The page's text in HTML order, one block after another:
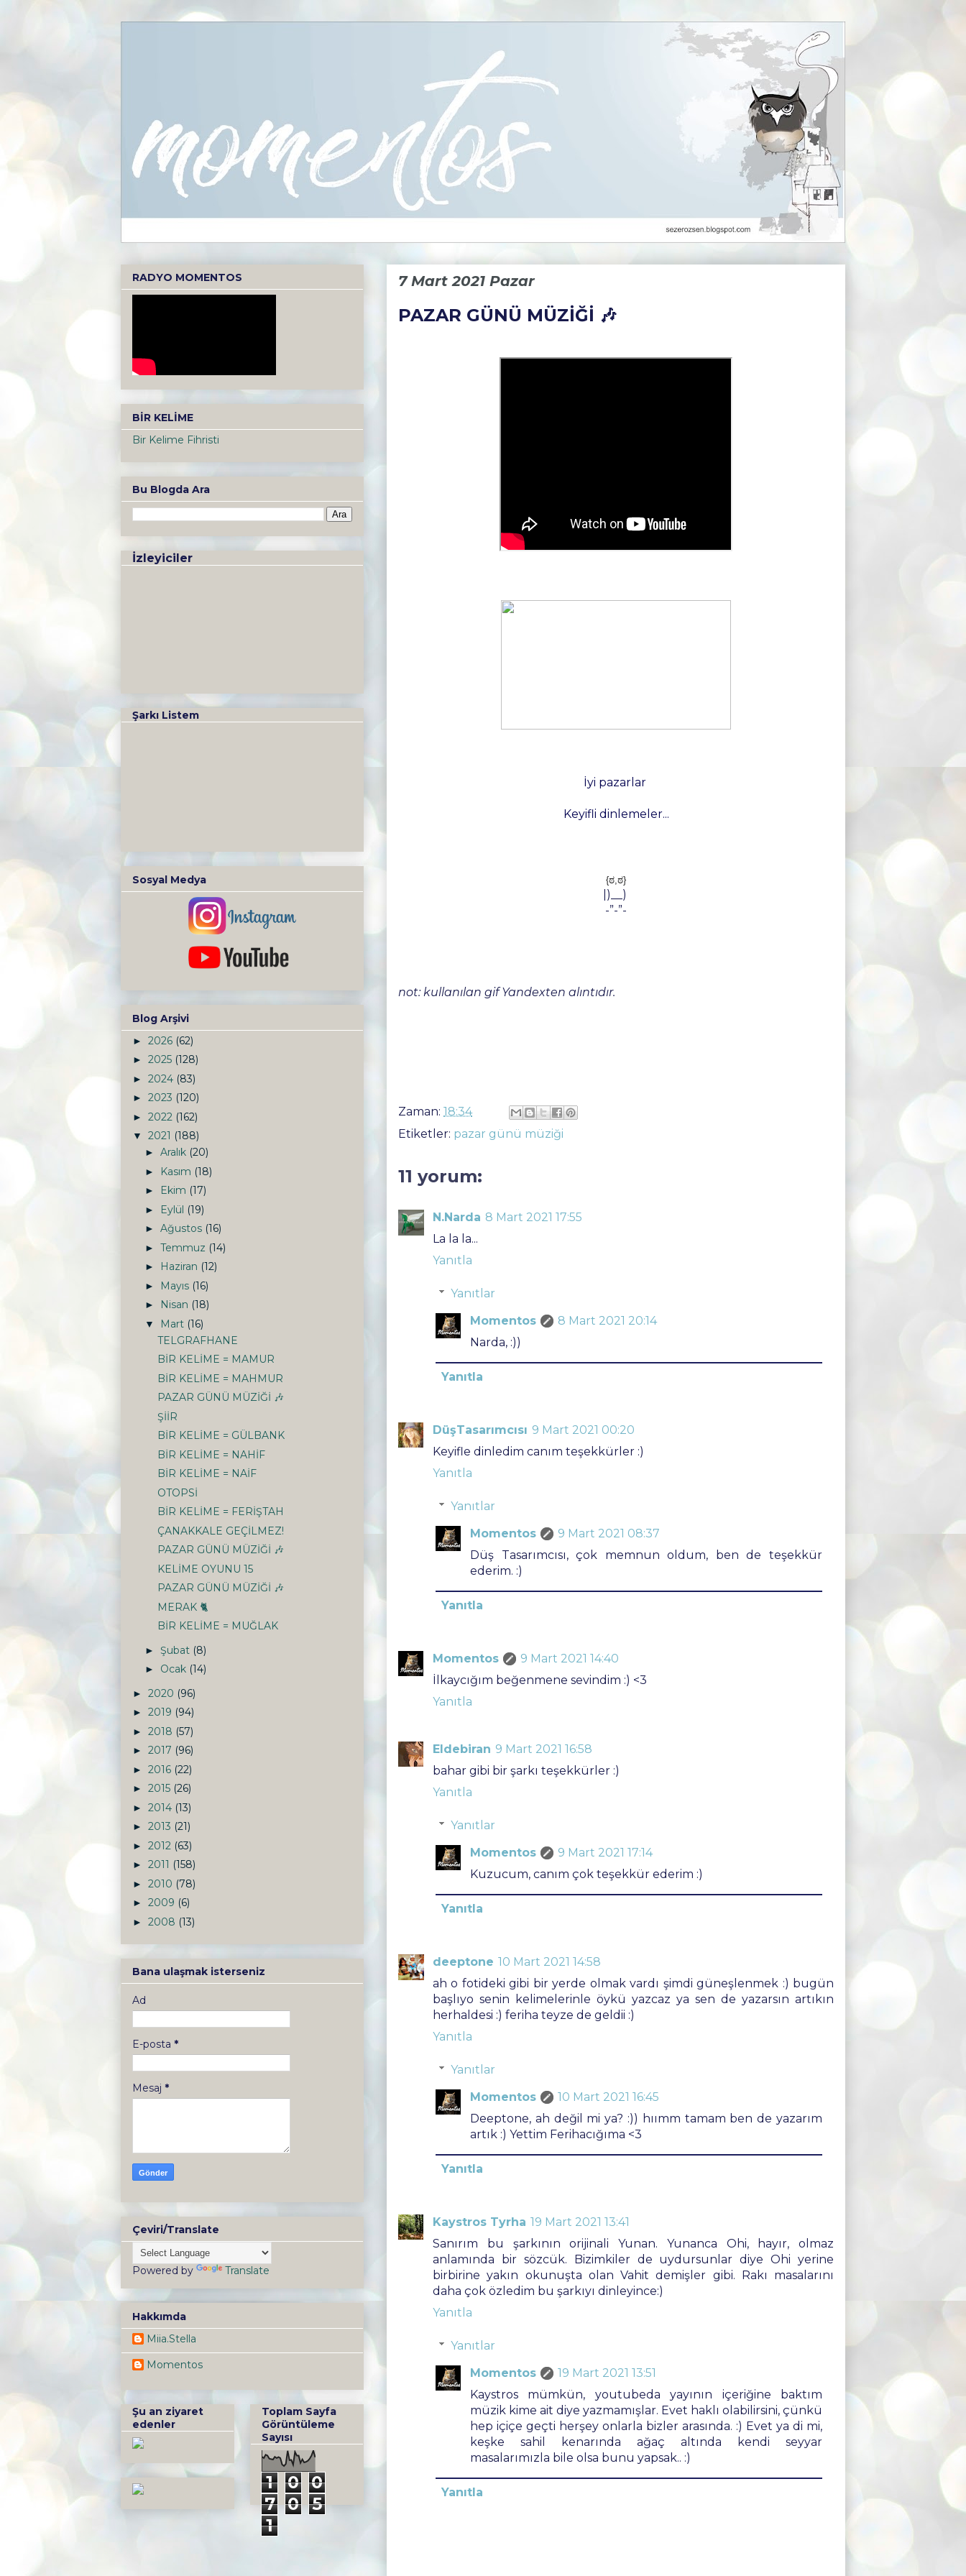
7 Mart 2021 Pazar
PAZAR GÜNÜ MÜZİĞİ 🎶
İyi pazarlar
Keyifli dinlemeler...
{ಠ,ಠ}
|)__)
-”-”-
not: kullanılan gif Yandexten alıntıdır.
Zaman: 18:34
Etiketler: pazar günü müziği
11 yorum:
N.Narda 8 Mart 2021 17:55
La la la...
Yanıtla
Yanıtlar
Momentos
8 Mart 2021 20:14
Narda, :))
Yanıtla
DüşTasarımcısı 9 Mart 2021 00:20
Keyifle dinledim canım teşekkürler :)
Yanıtla
Yanıtlar
Momentos
9 Mart 2021 08:37
Düş Tasarımcısı, çok memnun oldum, ben de teşekkür
ederim. :)
Yanıtla
Momentos
9 Mart 2021 14:40
İlkaycığım beğenmene sevindim :) <3
Yanıtla
Eldebiran 9 Mart 2021 16:58
bahar gibi bir şarkı teşekkürler :)
Yanıtla
Yanıtlar
Momentos
9 Mart 2021 17:14
Kuzucum, canım çok teşekkür ederim :)
Yanıtla
deeptone 10 Mart 2021 14:58
ah o fotideki gibi bir yerde olmak vardı şimdi güneşlenmek :) bugün
başlıyo senin kelimelerinle öykü yazcaz ya sen de yazarsın artıkın
herhaldesi :) feriha teyze de geldii :)
Yanıtla
Yanıtlar
Momentos
10 Mart 2021 16:45
Deeptone, ah değil mi ya? :)) hıımm tamam ben de yazarım
artık :) Yettim Ferihacığıma <3
Yanıtla
Kaystros Tyrha 19 Mart 2021 13:41
Sanırım bu şarkının orijinali Yunan. Yunanca Ohi, hayır, olmaz
anlamında bir sözcük. Bizimkiler de uydursunlar diye Ohi yerine
birbirine yakın okunuşta olan Vahit demişler gibi. Rakı masalarını
daha çok özledim bu şarkıyı dinleyince:)
Yanıtla
Yanıtlar
Momentos
19 Mart 2021 13:51
Kaystros mümkün, youtubeda yayının içeriğine baktım
müzik kime ait diye yazmamışlar. Evet haklı olabilirsini, çünkü
hep içiçe geçti herşey onlarla bizler arasında. :) Evet ya di mi,
keşke sahil kenarında ağaç altında kendi seyyar
masalarımızla bile olsa bunu yapsak.. :)
Yanıtla
RADYO MOMENTOS
BİR KELİME
Bir Kelime Fihristi
Bu Blogda Ara
İzleyiciler
Şarkı Listem
Sosyal Medya
Blog Arşivi
► 2026 (62)
► 2025 (128)
► 2024 (83)
► 2023 (120)
► 2022 (162)
▼ 2021 (188)
► Aralık (20)
► Kasım (18)
► Ekim (17)
► Eylül (19)
► Ağustos (16)
► Temmuz (14)
► Haziran (12)
► Mayıs (16)
► Nisan (18)
▼ Mart (16)
TELGRAFHANE
BİR KELİME = MAMUR
BİR KELİME = MAHMUR
PAZAR GÜNÜ MÜZİĞİ 🎶
ŞİİR
BİR KELİME = GÜLBANK
BİR KELİME = NAHİF
BİR KELİME = NAİF
OTOPSİ
BİR KELİME = FERİŞTAH
ÇANAKKALE GEÇİLMEZ!
PAZAR GÜNÜ MÜZİĞİ 🎶
KELİME OYUNU 15
PAZAR GÜNÜ MÜZİĞİ 🎶
MERAK 🐈
BİR KELİME = MUĞLAK
► Şubat (8)
► Ocak (14)
► 2020 (96)
► 2019 (94)
► 2018 (57)
► 2017 (96)
► 2016 (22)
► 2015 (26)
► 2014 (13)
► 2013 (21)
► 2012 (63)
► 2011 (158)
► 2010 (78)
► 2009 (6)
► 2008 (13)
Bana ulaşmak isterseniz
Ad
E-posta *
Mesaj *
Çeviri/Translate
Powered by Translate
Hakkımda
Miia.Stella
Momentos
Şu an ziyaret
edenler
Toplam Sayfa
Görüntüleme
Sayısı
1 0 0
7
0
5
1